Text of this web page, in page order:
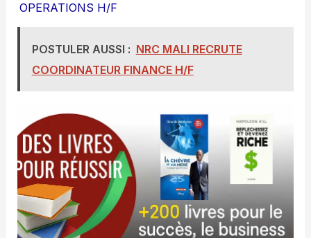
OPERATIONS H/F
POSTULER AUSSI : NRC MALI RECRUTE
COORDINATEUR FINANCE H/F